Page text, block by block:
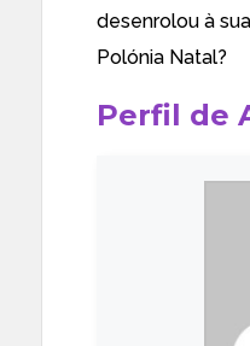
desenrolou à
Polónia Natal?
Perfil de